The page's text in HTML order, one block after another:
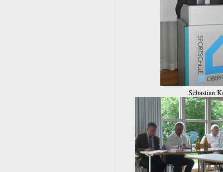
Sebastian